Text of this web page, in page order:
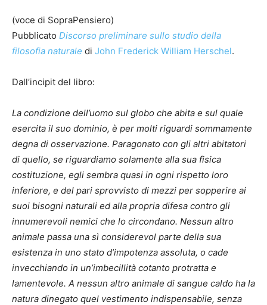
(voce di SopraPensiero)
Pubblicato Discorso preliminare sullo studio della
filosofia naturale di John Frederick William Herschel.
Dall’incipit del libro:
La condizione dell’uomo sul globo che abita e sul quale
esercita il suo dominio, è per molti riguardi sommamente
degna di osservazione. Paragonato con gli altri abitatori
di quello, se riguardiamo solamente alla sua fisica
costituzione, egli sembra quasi in ogni rispetto loro
inferiore, e del pari sprovvisto di mezzi per sopperire ai
suoi bisogni naturali ed alla propria difesa contro gli
innumerevoli nemici che lo circondano. Nessun altro
animale passa una sì considerevol parte della sua
esistenza in uno stato d’impotenza assoluta, o cade
invecchiando in un’imbecillità cotanto protratta e
lamentevole. A nessun altro animale di sangue caldo ha la
natura dinegato quel vestimento indispensabile, senza